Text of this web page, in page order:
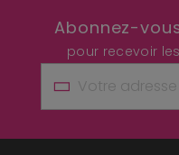
Abonnez-
pour recevoir